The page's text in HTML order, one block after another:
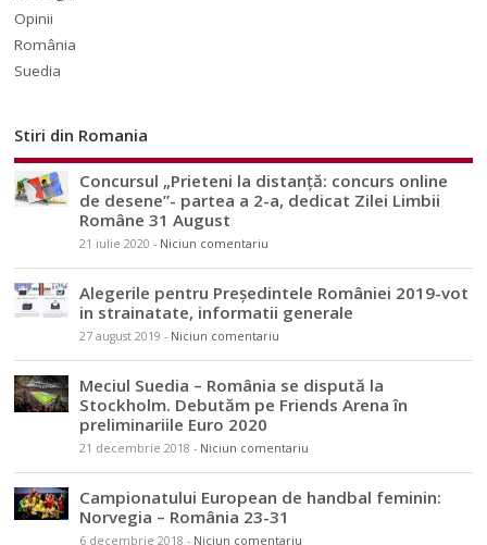
Opinii
România
Suedia
Stiri din Romania
Concursul „Prieteni la distanță: concurs online
de desene”- partea a 2-a, dedicat Zilei Limbii
Române 31 August
21 iulie 2020 - Niciun comentariu
Alegerile pentru Președintele României 2019-vot
in strainatate, informatii generale
27 august 2019 - Niciun comentariu
Meciul Suedia – România se dispută la
Stockholm. Debutăm pe Friends Arena în
preliminariile Euro 2020
21 decembrie 2018 - Niciun comentariu
Campionatului European de handbal feminin:
Norvegia – România 23-31
6 decembrie 2018 - Niciun comentariu